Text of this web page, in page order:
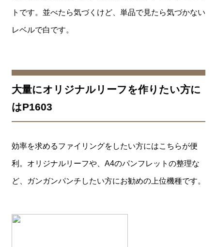
トです。並べたら気づくけど、単品で見たら気づかない
レベルで白です。
大量にオリジナルリーフを作りたい方に
はP1603
効率を求めるファイリングをしたい方にはこちらが便
利。オリジナルリーフや、A4のパンフレットの整理な
ど、ガンガンパンチしたい方にお勧めの上位機種です。